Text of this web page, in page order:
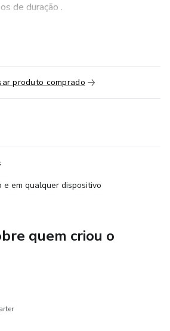
de duração .
produto comprado
e em qualquer dispositivo
quem criou o